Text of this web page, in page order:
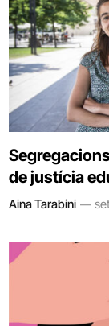
de justícia
Aina Tarabini